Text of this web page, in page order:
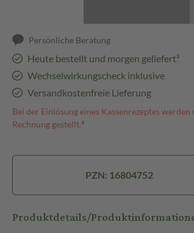
Persönliche Beratung
Heute bestellt und morgen geliefert³
Wechselwirkungscheck inklusive
Versandkostenfreie Lieferung
Bei der Einlösung eines Kassenrezeptes
Rechnung gestellt.⁴
PZN: 16804752
Produktdetails/